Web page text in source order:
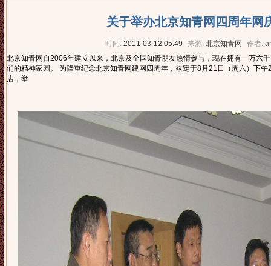
关于举办北京知青网四周年网
时间: 2011-03-12 05:49 来源: 北京知青网 作者:
北京知青网自2006年建立以来，北京及全国知青朋友热情参与，现在拥有一万六
们的精神家园。 为隆重纪念北京知青网建网四周年，兹定于8月21日（周六）下
店，举